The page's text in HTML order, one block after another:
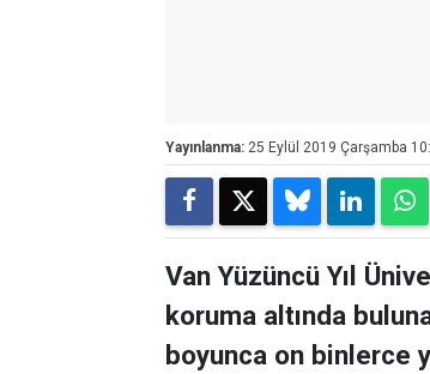
Yayınlanma: 25 Eylül 2019 Çarşamba
Van Yüzüncü Yıl
koruma altında
boyunca on binlerce